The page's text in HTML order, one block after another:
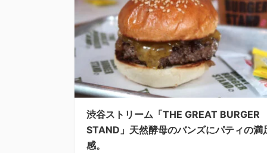
渋谷ストリーム「THE GREAT BURGER
STAND」天然酵母のバンズにパティの満
感。